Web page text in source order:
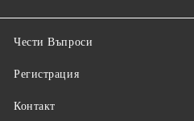
Чести Въпроси
Регистрация
Контакт